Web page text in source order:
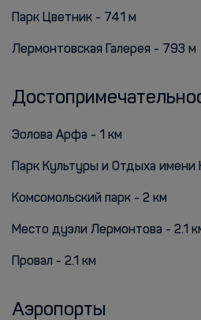
Парк Цветник - 741 м
Лермонтовская Галерея - 793 м
Эолова Арфа - 1 км
Парк Культуры и Отдыха имени
Комсомольский парк - 2 км
Место дуэли Лермонтова - 2.1
Провал - 2.1 км
Аэропорты